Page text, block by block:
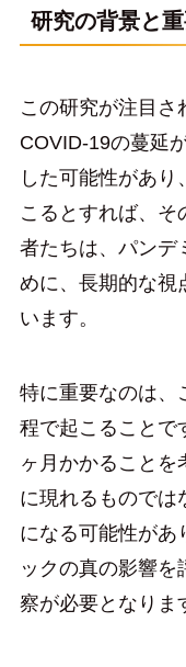
研究の背景と
この研究が注目さ
COVID-19の蔓延
した可能性があ
こるとすれば、そ
者たちは、パンデ
めに、長期的な視
います。
特に重要なのは、
程で起こることで
ヶ月かかることを
に現れるものでは
になる可能性があ
ックの真の影響
察が必要となりま